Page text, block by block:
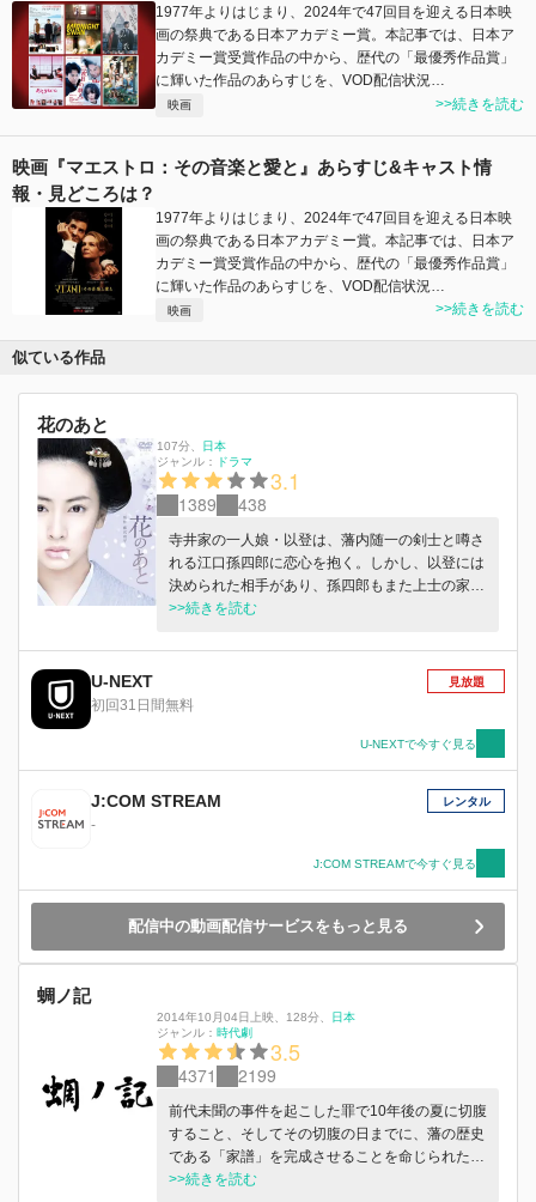
1977年よりはじまり、2024年で47回目を迎える日本映
画の祭典である日本アカデミー賞。本記事では、日本ア
カデミー賞受賞作品の中から、歴代の「最優秀作品賞」
に輝いた作品のあらすじを、VOD配信状況…
映画 >>続きを読む
映画『マエストロ：その音楽と愛と』あらすじ&キャスト情
報・見どころは？
1977年よりはじまり、2024年で47回目を迎える日本映
画の祭典である日本アカデミー賞。本記事では、日本ア
カデミー賞受賞作品の中から、歴代の「最優秀作品賞」
に輝いた作品のあらすじを、VOD配信状況…
映画 >>続きを読む
似ている作品
花のあと
107分
日本
ジャンル：
ドラマ
3.1
1389 438
寺井家の一人娘・以登は、藩内随一の剣士と噂さ
れる江口孫四郎に恋心を抱く。しかし、以登には
決められた相手があり、孫四郎もまた上士の家の
婿となる日が迫っていた。孫四郎への想いを断ち
届き…。
>>続きを読む
U-NEXT
初回31日間無料
見放題
U-NEXTで今すぐ見る
J:COM STREAM
-
レンタル
J:COM STREAMで今すぐ見る
配信中の動画配信サービスをもっと見る
蜩ノ記
2014年10月04日上映 128分
日本
ジャンル： 時代劇
3.5
4371 2199
前代未聞の事件を起こした罪で10年後の夏に切腹
すること、そしてその切腹の日までに、藩の歴史
である「家譜」を完成させることを命じられた戸
田秋谷(役所広司)。その切腹の日は3年後に迫っ
>>続きを読む